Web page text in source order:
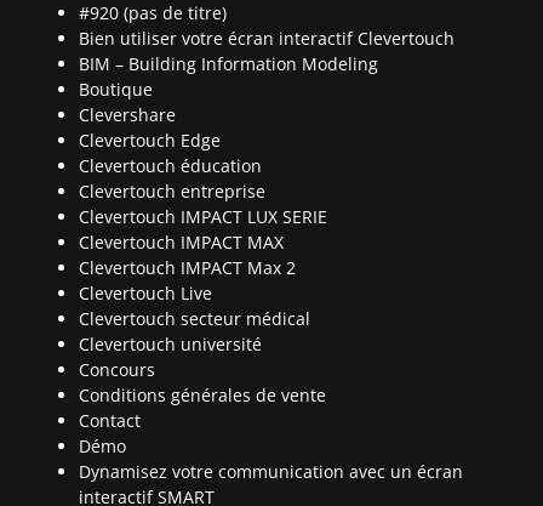
#920 (pas de titre)
Bien utiliser votre écran interactif Clevertouch
BIM – Building Information Modeling
Boutique
Clevershare
Clevertouch Edge
Clevertouch éducation
Clevertouch entreprise
Clevertouch IMPACT LUX SERIE
Clevertouch IMPACT MAX
Clevertouch IMPACT Max 2
Clevertouch Live
Clevertouch secteur médical
Clevertouch université
Concours
Conditions générales de vente
Contact
Démo
Dynamisez votre communication avec un écran
interactif SMART